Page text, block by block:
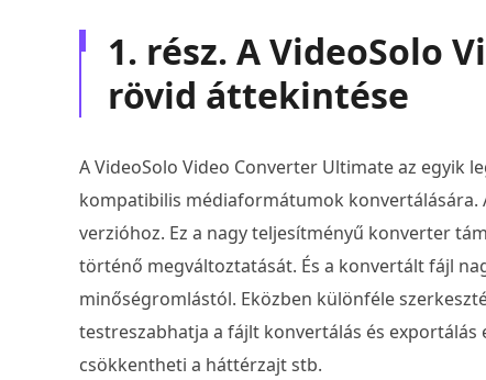
1. rész. A VideoSolo
rövid áttekintése
A VideoSolo Video Converter Ultimate az egyik
kompatibilis médiaformátumok konvertálására.
verzióhoz. Ez a nagy teljesítményű konverter
történő megváltoztatását. És a konvertált fájl
minőségromlástól. Eközben különféle
testreszabhatja a fájlt konvertálás és
csökkentheti a háttérzajt stb.